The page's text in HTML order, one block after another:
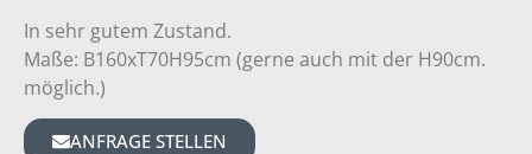
In sehr gutem Zustand.
Maße: B160xT70H95cm (gerne auch mit der H90cm.
möglich.)
ANFRAGE STELLEN